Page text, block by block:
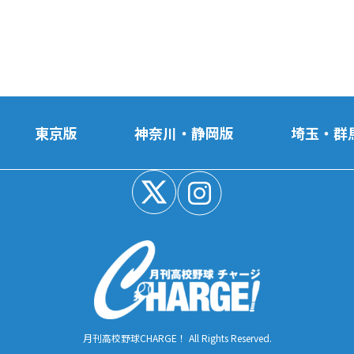
東京版 神奈川・静岡版 埼玉・群
月刊高校野球CHARGE！ All Rights Reserved.